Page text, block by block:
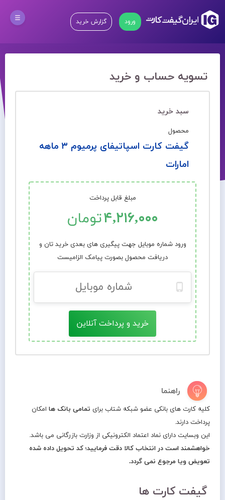
ورود گزارش خرید
تسویه حساب و خرید
سبد خرید
محصول
گیفت کارت اسپاتیفای پرمیوم ۳ ماهه
امارات
مبلغ قابل پرداخت
۴,۲۱۶,۰۰۰تومان
ورود شماره موبایل جهت پیگیری های بعدی خرید تان و
دریافت محصول بصورت پیامک الزامیست
خرید و پرداخت آنلاین
راهنما
کلیه کارت های بانکی عضو شبکه شتاب برای تمامی بانک ها امکان
پرداخت دارند.
این وبسایت دارای نماد اعتماد الکترونیکی از وزارت بازرگانی می باشد.
خواهشمند است در انتخاب کالا دقت فرمایید؛ کد تحویل داده شده
تعویض ویا مرجوع نمی گردد.
گیفت کارت ها